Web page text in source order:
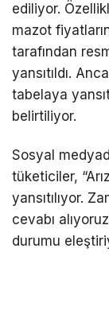
ediliyor.
mazot
tarafından
yansıtıldı.
tabelaya
belirtiliyor.
Sosyal
tüketiciler,
yansıtılıyor.
cevabı
durumu